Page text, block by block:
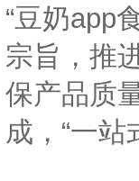
“豆奶app食
宗旨，
保产品质量
成，“一